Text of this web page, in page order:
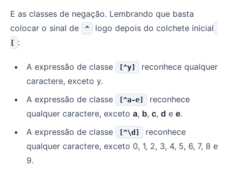
E as classes de negação. Lembrando que basta
colocar o sinal de
^ logo depois do colchete inicial
[ :
A expressão de classe [^y]
reconhece qualquer
caractere, exceto y.
A expressão de classe
[^a-e]
reconhece
qualquer caractere, exceto a, b, c, d e e.
A expressão de classe
[^\d]
reconhece
qualquer caractere, exceto 0, 1, 2, 3, 4, 5, 6, 7, 8 e
9.